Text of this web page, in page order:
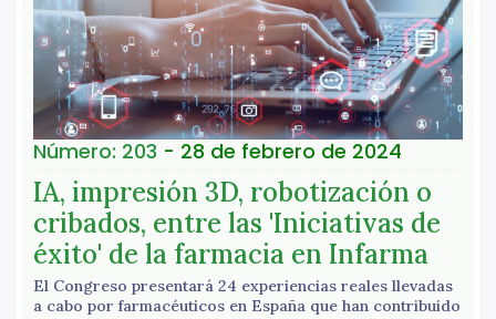
Número: 203 - 28 de febrero de 2024
IA, impresión 3D, robotización o
cribados, entre las 'Iniciativas de
éxito' de la farmacia en Infarma
El Congreso presentará 24 experiencias reales llevadas
a cabo por farmacéuticos en España que han contribuido